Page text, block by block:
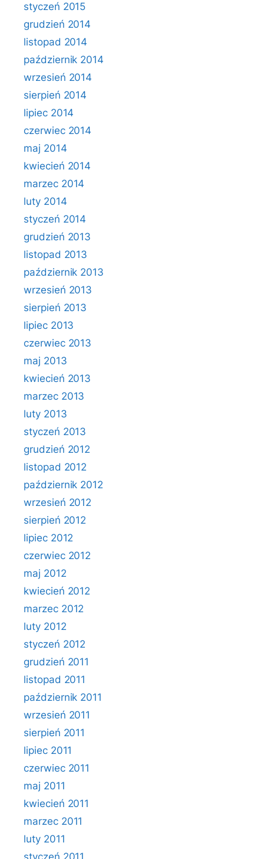
styczeń 2015
grudzień 2014
listopad 2014
październik 2014
wrzesień 2014
sierpień 2014
lipiec 2014
czerwiec 2014
maj 2014
kwiecień 2014
marzec 2014
luty 2014
styczeń 2014
grudzień 2013
listopad 2013
październik 2013
wrzesień 2013
sierpień 2013
lipiec 2013
czerwiec 2013
maj 2013
kwiecień 2013
marzec 2013
luty 2013
styczeń 2013
grudzień 2012
listopad 2012
październik 2012
wrzesień 2012
sierpień 2012
lipiec 2012
czerwiec 2012
maj 2012
kwiecień 2012
marzec 2012
luty 2012
styczeń 2012
grudzień 2011
listopad 2011
październik 2011
wrzesień 2011
sierpień 2011
lipiec 2011
czerwiec 2011
maj 2011
kwiecień 2011
marzec 2011
luty 2011
styczeń 2011